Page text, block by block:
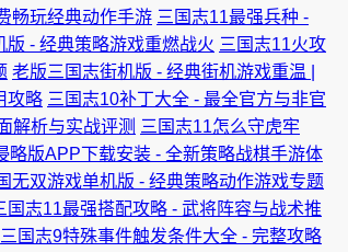
畅玩经典动作手游 三国志11最强兵种 -
版 - 经典策略游戏重燃战火 三国志11火攻
老版三国志街机版 - 经典街机游戏重温 |
攻略 三国志10补丁大全 - 最全官方与非官
解析与实战评测 三国志11怎么守虎牢
略版APP下载安装 - 全新策略战棋手游体
无双游戏单机版 - 经典策略动作游戏专题
国志11最强搭配攻略 - 武将阵容与战术推
三国志9特殊事件触发条件大全 - 完整攻略